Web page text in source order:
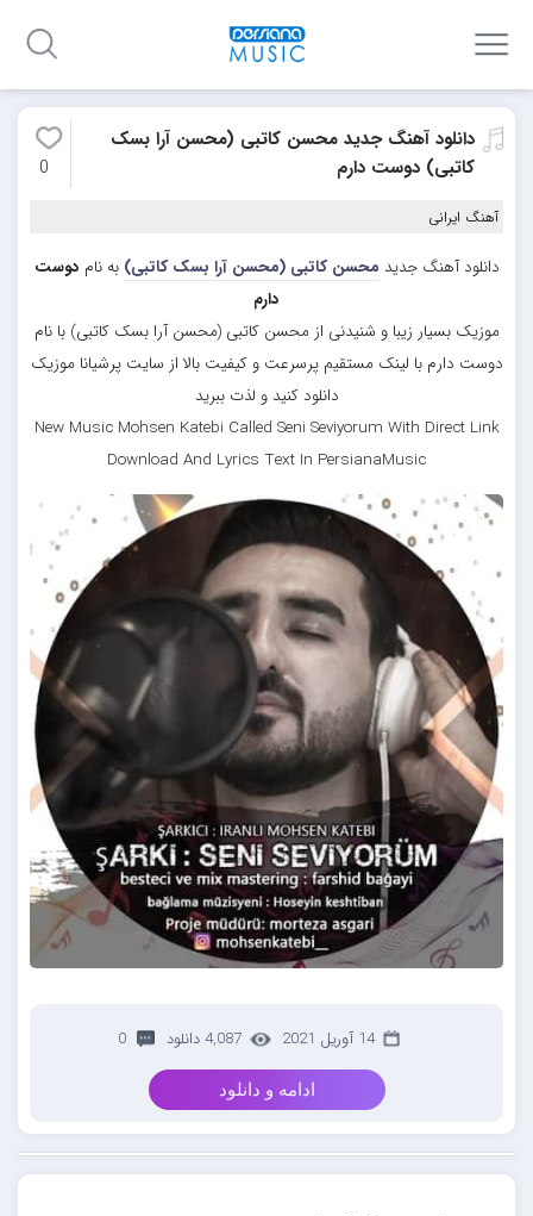
دانلود آهنگ جدید محسن کاتبی (محسن آرا بسک
کاتبی) دوست دارم
0
آهنگ ایرانی
دانلود آهنگ جدید محسن کاتبی (محسن آرا بسک کاتبی) به نام دوست
دارم
موزیک بسیار زیبا و شنیدنی از محسن کاتبی (محسن آرا بسک کاتبی) با نام
دوست دارم با لینک مستقیم پرسرعت و کیفیت بالا از سایت پرشیانا موزیک
دانلود کنید و لذت ببرید
New Music Mohsen Katebi Called Seni Seviyorum With Direct Link
Download And Lyrics Text In PersianaMusic
14 آوریل 2021 4,087 دانلود 0
ادامه و دانلود